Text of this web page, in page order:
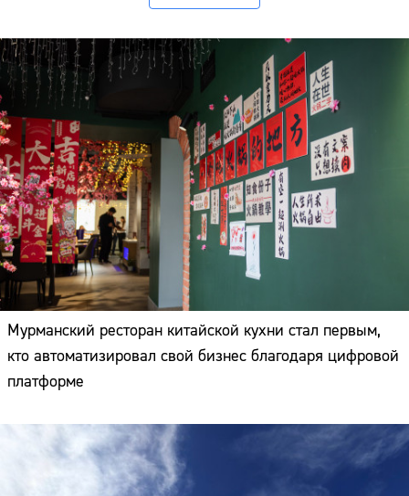
Мурманский ресторан китайской кухни стал первым,
кто автоматизировал свой бизнес благодаря цифровой
платформе